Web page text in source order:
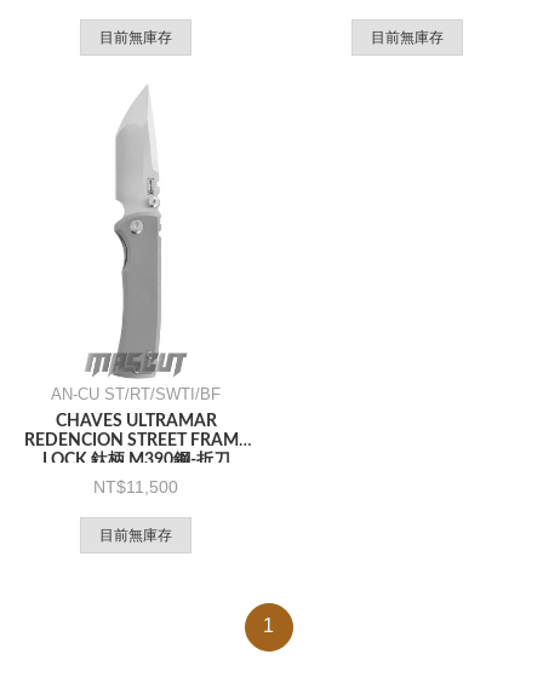
目前無庫存 目前無庫存
AN-CU ST/RT/SWTI/BF
CHAVES ULTRAMAR
REDENCION STREET FRAME
LOCK 鈦柄 M390鋼-折刀
11,500
目前無庫存
1